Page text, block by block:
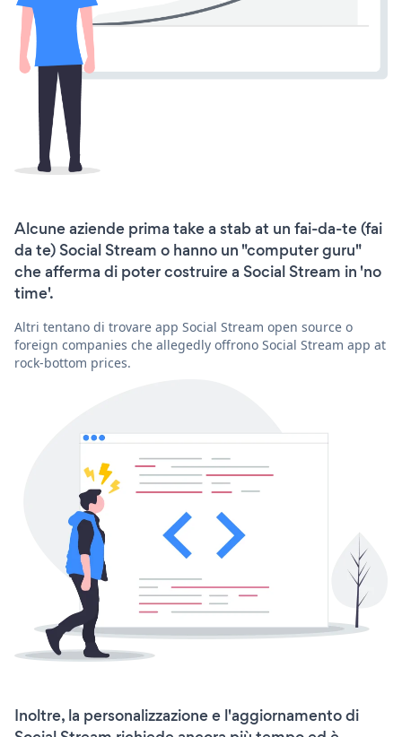
Alcune aziende prima take a stab at un fai-da-te (fai
da te) Social Stream o hanno un "computer guru"
che afferma di poter costruire a Social Stream in 'no
time'.
Altri tentano di trovare app Social Stream open source o
foreign companies che allegedly offrono Social Stream app at
rock-bottom prices.
Inoltre, la personalizzazione e l'aggiornamento di